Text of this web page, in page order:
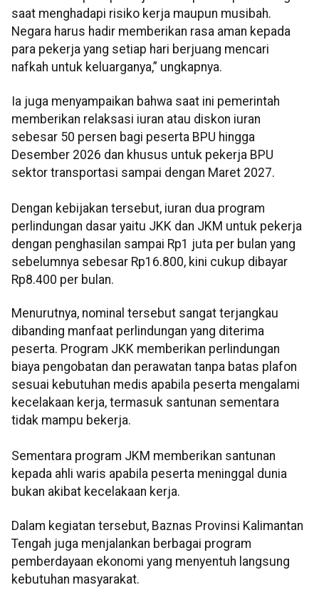
saat menghadapi risiko kerja maupun musibah.
Negara harus hadir memberikan rasa aman kepada
para pekerja yang setiap hari berjuang mencari
nafkah untuk keluarganya,” ungkapnya.
Ia juga menyampaikan bahwa saat ini pemerintah
memberikan relaksasi iuran atau diskon iuran
sebesar 50 persen bagi peserta BPU hingga
Desember 2026 dan khusus untuk pekerja BPU
sektor transportasi sampai dengan Maret 2027.
Dengan kebijakan tersebut, iuran dua program
perlindungan dasar yaitu JKK dan JKM untuk pekerja
dengan penghasilan sampai Rp1 juta per bulan yang
sebelumnya sebesar Rp16.800, kini cukup dibayar
Rp8.400 per bulan.
Menurutnya, nominal tersebut sangat terjangkau
dibanding manfaat perlindungan yang diterima
peserta. Program JKK memberikan perlindungan
biaya pengobatan dan perawatan tanpa batas plafon
sesuai kebutuhan medis apabila peserta mengalami
kecelakaan kerja, termasuk santunan sementara
tidak mampu bekerja.
Sementara program JKM memberikan santunan
kepada ahli waris apabila peserta meninggal dunia
bukan akibat kecelakaan kerja.
Dalam kegiatan tersebut, Baznas Provinsi Kalimantan
Tengah juga menjalankan berbagai program
pemberdayaan ekonomi yang menyentuh langsung
kebutuhan masyarakat.